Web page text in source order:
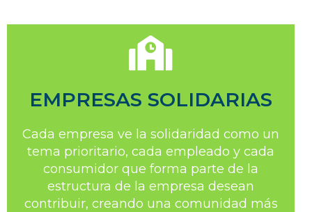
EMPRESAS SOLIDARIAS
Cada empresa ve la solidaridad como un
tema prioritario, cada empleado y cada
consumidor que forma parte de la
estructura de la empresa desean
contribuir, creando una comunidad más